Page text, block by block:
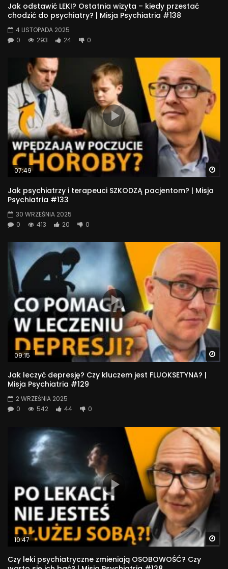
Jak odstawić LEKI? Ostatnia wizyta – kiedy przestać
chodzić do psychiatry? | Misja Psychiatria #138
4 LISTOPADA 2025
0
293 24 0
07:49
Jak psychiatrzy i terapeuci SZKODZĄ pacjentom? | Misja
Psychiatria #133
30 WRZEŚNIA 2025
0
413 20 0
09:15
Jak leczyć depresję? Czy kluczem jest FLUOKSETYNA? |
Misja Psychiatria #129
2 WRZEŚNIA 2025
0
542 44 0
10:47
Czy leki psychiatryczne zmieniają OSOBOWOŚĆ? Czy